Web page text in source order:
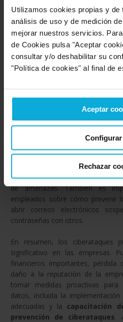
Utilizamos cookies propias y de
análisis de uso y de medición
mejorar nuestros servicios.
de Cookies pulsa "Aceptar
consultar y/o deshabilitar su
"Política de cookies" al final de
Aceptar
Configurar
Rechazar
sistemas y datos.
Los ciberataques también
la cadena de suministro
proveedor de servicios es
capacidad de la empresa para
entrega y compromisos con
nacional y la estabilidad
Para mitigar el impacto de los
deben tomar medidas
sistemas y datos. Esto puede
medidas de seguridad
datos, la autenticación de
de amenazas. También es
empleados sobre cómo prevenir
abrir correos electrónicos
contraseñas con otros.
En resumen, los ciberataques
significativo en las empresas.
financieros importantes, pérdida
daño a la reputación de la
tomar medidas proactivas
datos, incluida la
adecuadas y la capacitación
prevención de ciberataques.